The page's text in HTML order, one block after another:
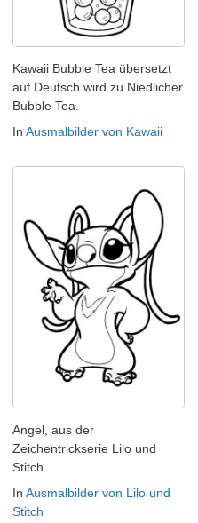
Kawaii Bubble Tea übersetzt
auf Deutsch wird zu Niedlicher
Bubble Tea.
In Ausmalbilder von Kawaii
Angel, aus der
Zeichentrickserie Lilo und
Stitch.
In Ausmalbilder von Lilo und
Stitch